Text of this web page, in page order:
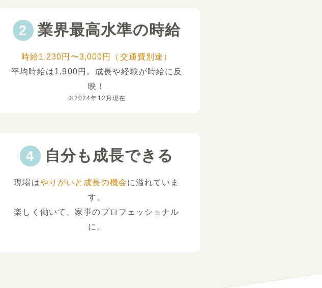
業界最高水準の時給
時給1,230円〜3,000円（交通費別途）
平均時給は1,900円。
成長や経験が時給に反
映！
※2024年12月現在
自分も成長できる
現場はやりがいと成長の機会に溢れていま
す。
楽しく働いて、家事のプロフェッショナル
に。